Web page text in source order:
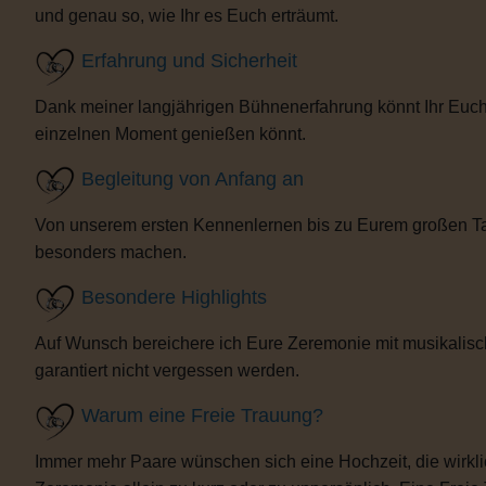
und genau so, wie Ihr es Euch erträumt.
Erfahrung und Sicherheit
Dank meiner langjährigen Bühnenerfahrung könnt Ihr
einzelnen Moment genießen könnt.
Begleitung von Anfang an
Von unserem ersten Kennenlernen bis zu Eurem großen
besonders machen.
Besondere Highlights
Auf Wunsch bereichere ich Eure Zeremonie mit
garantiert nicht vergessen werden.
Warum eine Freie Trauung?
Immer mehr Paare wünschen sich eine Hochzeit, die